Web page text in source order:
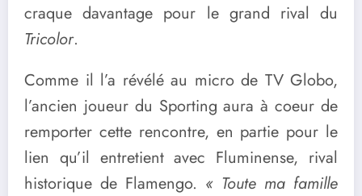
craque davantage pour le grand rival du
Tricolor.
Comme il l’a révélé au micro de TV Globo,
l’ancien joueur du Sporting aura à coeur de
remporter cette rencontre, en partie pour le
lien qu’il entretient avec Fluminense, rival
historique de Flamengo. « Toute ma famille